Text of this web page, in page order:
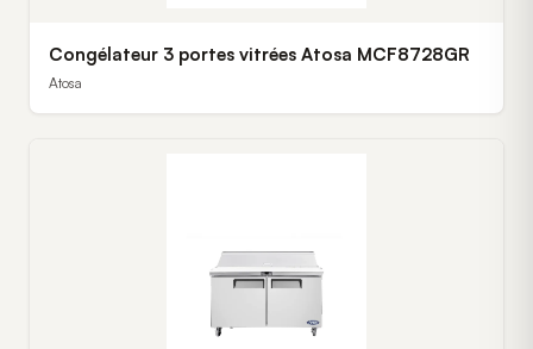
Congélateur 3 portes vitrées Atosa MCF8728GR
Atosa